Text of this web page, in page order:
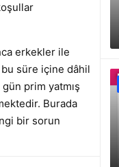
erkekler ile
bu süre içine dâhil
prim yatmış
Burada
bir sorun